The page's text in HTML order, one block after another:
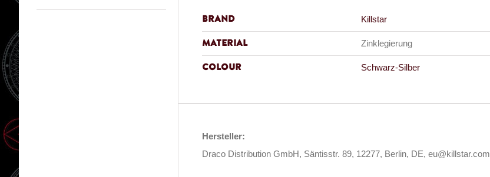
Brand Killstar
Material Zinklegierung
Colour Schwarz-Silber
Hersteller:
Draco Distribution GmbH, Säntisstr. 89, 12277, Berlin, DE, eu@killstar.com